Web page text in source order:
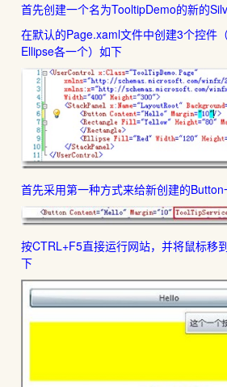
首先创建一个名为TooltipDemo的新的
在默认的Page.xaml文件中创建3个控件
Ellipse各一个）如下
首先采用第一种方式来给新创建的
按CTRL+F5直接运行网站，并将鼠标移
下